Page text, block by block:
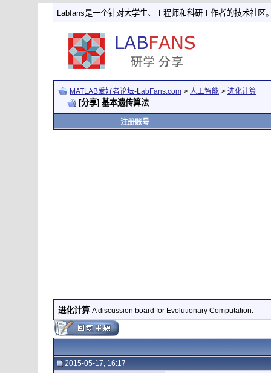
Labfans是一个针对大学生、工程师和科研工作者的技术社区
MATLAB爱好者论坛-LabFans.com > 人工智能 > 进化计算
[分享] 基本遗传算法
注册账号
进化计算 A discussion board for Evolutionary Computation.
2015-05-17, 16:17